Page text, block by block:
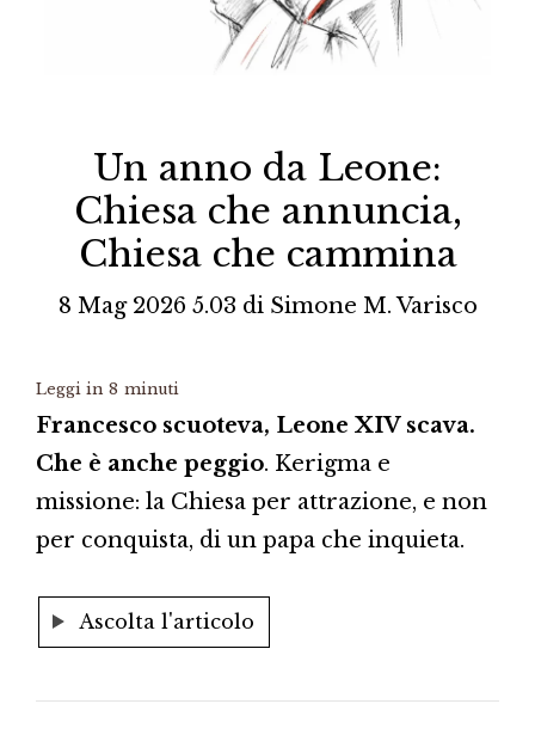
Un anno da Leone:
Chiesa che annuncia,
Chiesa che cammina
8 Mag 2026 5.03 di Simone M. Varisco
Leggi in 8 minuti
Francesco scuoteva, Leone XIV scava.
Che è anche peggio. Kerigma e
missione: la Chiesa per attrazione, e non
per conquista, di un papa che inquieta.
Ascolta l'articolo